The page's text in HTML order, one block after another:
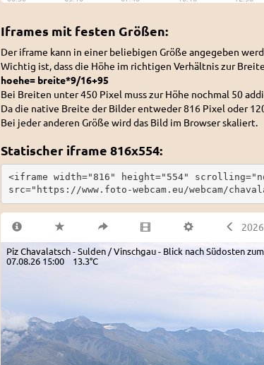
Iframes mit festen Größen:
Der iframe kann in einer beliebigen Größe angegeben
Wichtig ist, dass die Höhe im richtigen Verhältnis zur
hoehe= breite*9/16+95
Bei Breiten unter 450 Pixel muss zur Höhe nochmal 50
Da die native Breite der Bilder entweder 816 Pixel oder
Bei jeder anderen Größe wird das Bild im Browser skaliert.
Statischer iframe 816x554:
<iframe width="816" height="554"